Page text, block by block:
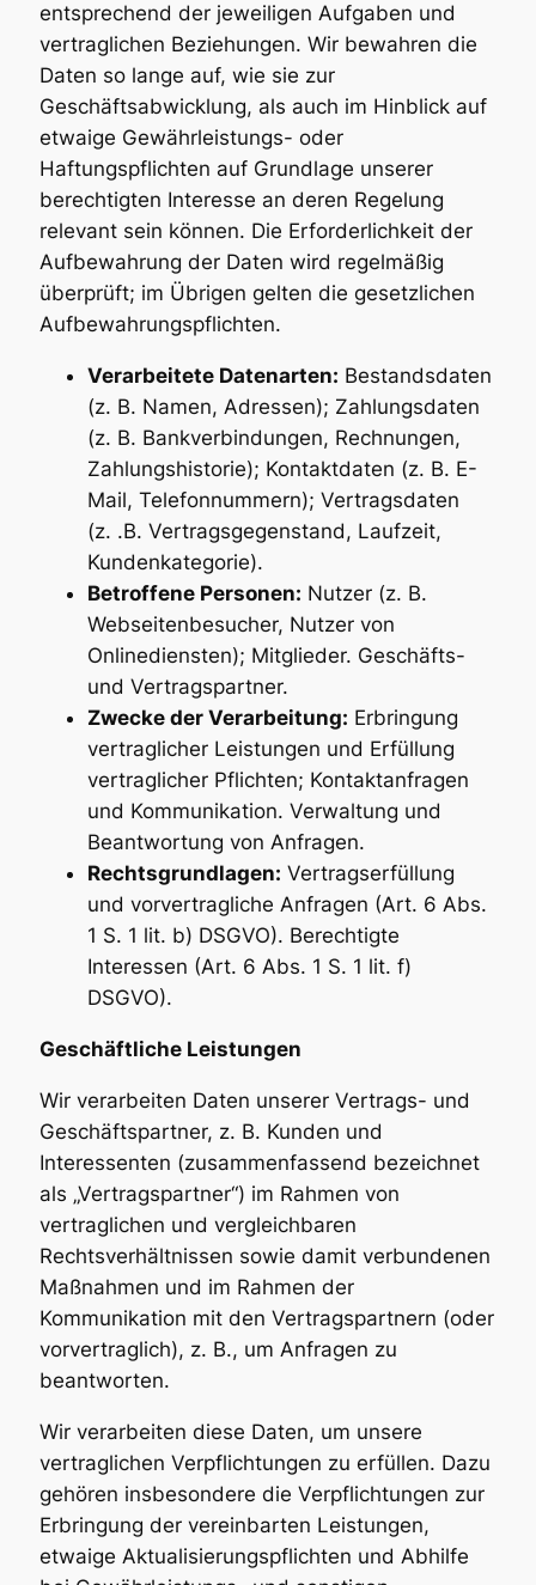
entsprechend der jeweiligen Aufgaben und
vertraglichen Beziehungen. Wir bewahren die
Daten so lange auf, wie sie zur
Geschäftsabwicklung, als auch im Hinblick auf
etwaige Gewährleistungs- oder
Haftungspflichten auf Grundlage unserer
berechtigten Interesse an deren Regelung
relevant sein können. Die Erforderlichkeit der
Aufbewahrung der Daten wird regelmäßig
überprüft; im Übrigen gelten die gesetzlichen
Aufbewahrungspflichten.
Verarbeitete Datenarten: Bestandsdaten
(z. B. Namen, Adressen); Zahlungsdaten
(z. B. Bankverbindungen, Rechnungen,
Zahlungshistorie); Kontaktdaten (z. B. E-
Mail, Telefonnummern); Vertragsdaten
(z. .B. Vertragsgegenstand, Laufzeit,
Kundenkategorie).
Betroffene Personen: Nutzer (z. B.
Webseitenbesucher, Nutzer von
Onlinediensten); Mitglieder. Geschäfts-
und Vertragspartner.
Zwecke der Verarbeitung: Erbringung
vertraglicher Leistungen und Erfüllung
vertraglicher Pflichten; Kontaktanfragen
und Kommunikation. Verwaltung und
Beantwortung von Anfragen.
Rechtsgrundlagen: Vertragserfüllung
und vorvertragliche Anfragen (Art. 6 Abs.
1 S. 1 lit. b) DSGVO). Berechtigte
Interessen (Art. 6 Abs. 1 S. 1 lit. f)
DSGVO).
Geschäftliche Leistungen
Wir verarbeiten Daten unserer Vertrags- und
Geschäftspartner, z. B. Kunden und
Interessenten (zusammenfassend bezeichnet
als „Vertragspartner“) im Rahmen von
vertraglichen und vergleichbaren
Rechtsverhältnissen sowie damit verbundenen
Maßnahmen und im Rahmen der
Kommunikation mit den Vertragspartnern (oder
vorvertraglich), z. B., um Anfragen zu
beantworten.
Wir verarbeiten diese Daten, um unsere
vertraglichen Verpflichtungen zu erfüllen. Dazu
gehören insbesondere die Verpflichtungen zur
Erbringung der vereinbarten Leistungen,
etwaige Aktualisierungspflichten und Abhilfe